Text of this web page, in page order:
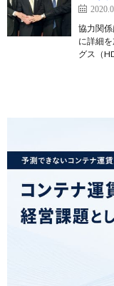
協力関
に詳細
グス（